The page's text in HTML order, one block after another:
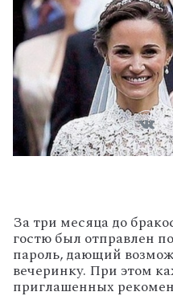
За три месяца до
гостю был отправлен
пароль, дающий
вечеринку. При этом
приглашенных